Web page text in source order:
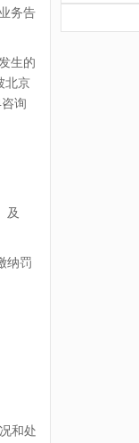
务告
生的
北京
询
及
纳罚
和处